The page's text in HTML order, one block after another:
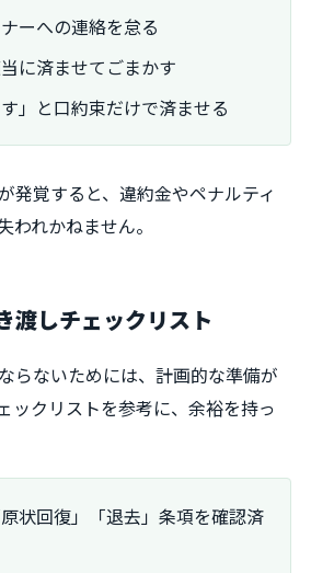
ーへの連絡を怠る
に済ませてごまかす
す」と口約束だけで済ませる
発覚すると、違約金やペナルティ
われかねません。
渡しチェックリスト
らないためには、計画的な準備が
ックリストを参考に、余裕を持っ
状回復」「退去」条項を確認済